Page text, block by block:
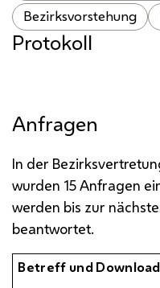
Bezirksvorstehung
Protokoll
Anfragen
In der
wurden 15 Anfragen
werden bis zur
beantwortet.
Betreff und Download